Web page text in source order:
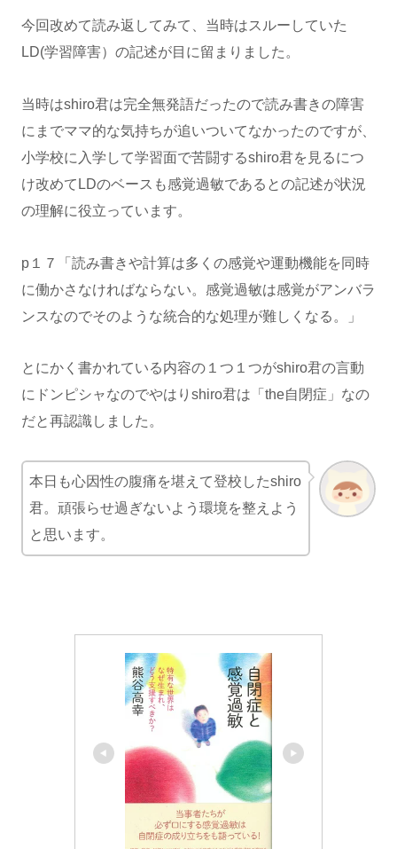
今回改めて読み返してみて、当時はスルーしていた
LD(学習障害）の記述が目に留まりました。
当時はshiro君は完全無発語だったので読み書きの障害
にまでママ的な気持ちが追いついてなかったのですが、
小学校に入学して学習面で苦闘するshiro君を見るにつ
け改めてLDのベースも感覚過敏であるとの記述が状況
の理解に役立っています。
p１７「読み書きや計算は多くの感覚や運動機能を同時
に働かさなければならない。感覚過敏は感覚がアンバラ
ンスなのでそのような統合的な処理が難しくなる。」
とにかく書かれている内容の１つ１つがshiro君の言動
にドンピシャなのでやはりshiro君は「the自閉症」なの
だと再認識しました。
本日も心因性の腹痛を堪えて登校したshiro
君。頑張らせ過ぎないよう環境を整えよう
と思います。